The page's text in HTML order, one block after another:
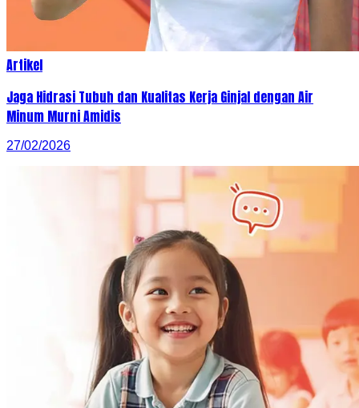
Artikel
Jaga Hidrasi Tubuh dan Kualitas Kerja Ginjal dengan Air
Minum Murni Amidis
27/02/2026